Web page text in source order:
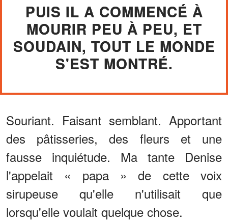
PUIS IL A COMMENCÉ À
MOURIR PEU À PEU, ET
SOUDAIN, TOUT LE MONDE
S'EST MONTRÉ.
Souriant. Faisant semblant. Apportant
des pâtisseries, des fleurs et une
fausse inquiétude. Ma tante Denise
l'appelait « papa » de cette voix
sirupeuse qu'elle n'utilisait que
lorsqu'elle voulait quelque chose.